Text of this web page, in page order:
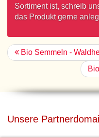
Sortiment ist, schreib
das Produkt gerne
Bio Semmeln -
Unsere